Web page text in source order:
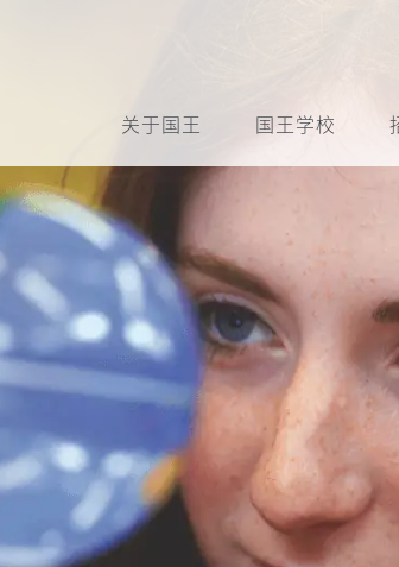
关于国王 国王学校